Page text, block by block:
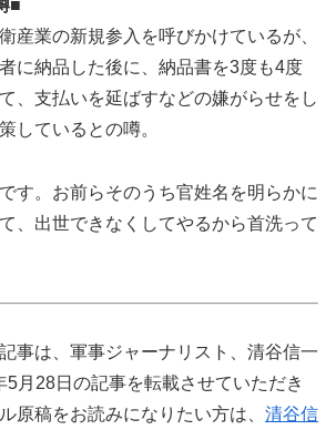
■
産業の新規参入を呼びかけているが、
に納品した後に、納品書を3度も4度
、支払いを延ばすなどの嫌がらせをし
しているとの噂。
す。お前らそのうち官姓名を明らかに
、出世できなくしてやるから首洗って
事は、軍事ジャーナリスト、清谷信一
5月28日の記事を転載させていただき
原稿をお読みになりたい方は、 清谷信